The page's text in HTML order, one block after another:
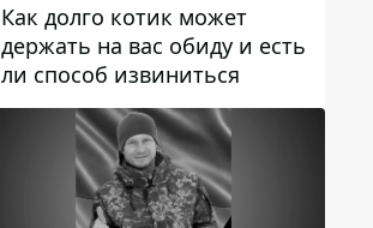
Как долго котик может
держать на вас обиду и есть
ли способ извиниться